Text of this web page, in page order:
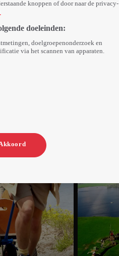
knoppen of door naar de privacy-
doeleinden:
doelgroepenonderzoek en
via het scannen van apparaten.